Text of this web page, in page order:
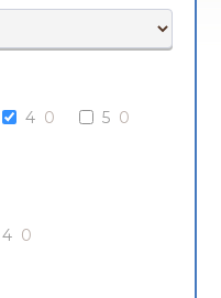
4 0 5 0
4 0